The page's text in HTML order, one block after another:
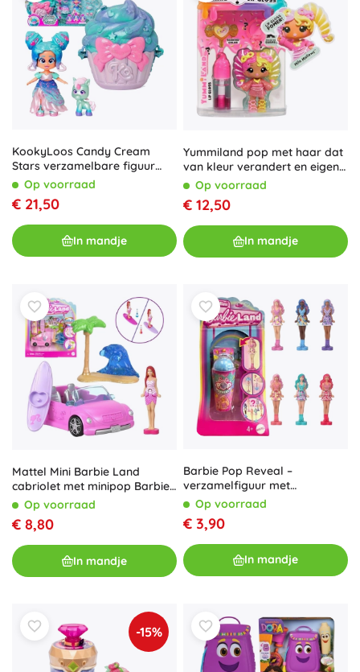
KookyLoos Candy Cream
Stars verzamelbare figuur
met handtas en accessoires
Op voorraad
€ 21,50
In mandje
Yummiland pop met haar dat
van kleur verandert en eigen
lipgloss
Op voorraad
€ 12,50
In mandje
Mattel Mini Barbie Land
cabriolet met minipop Barbie
en kleurverandering
Op voorraad
€ 8,80
In mandje
Barbie Pop Reveal –
verzamelfiguur met
verrassing en accessoire
Op voorraad
€ 3,90
In mandje
-15%